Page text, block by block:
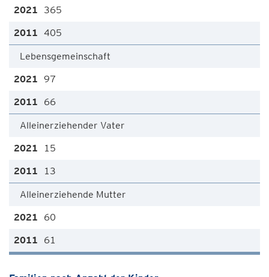
365
405
Lebensgemeinschaft
97
66
Alleinerziehender Vater
15
13
Alleinerziehende Mutter
60
61